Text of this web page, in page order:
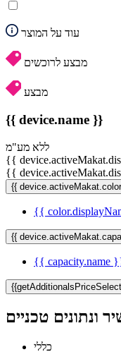
עוד על המוצר
מבצע לרוכשים
מבצע
{{ device.name }}
ללא מע"מ
{{
{{
{{
{{
{{
{{ capacity.name
ונתונים טכניים
כללי